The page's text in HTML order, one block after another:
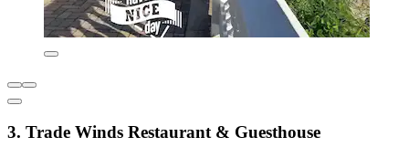
3. Trade Winds Restaurant & Guesthouse